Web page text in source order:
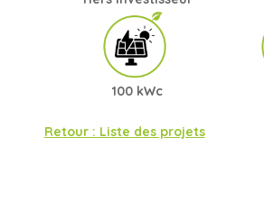
100 kWc
Retour : Liste des projets